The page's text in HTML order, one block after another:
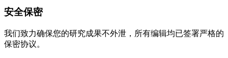
安全保密
我们致力确保您的研究成果不外泄，所有编辑均已签署严格的
保密协议。